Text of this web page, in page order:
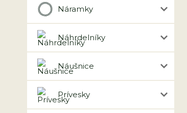
Náramky
Náhrdelníky
Náušnice
Prívesky